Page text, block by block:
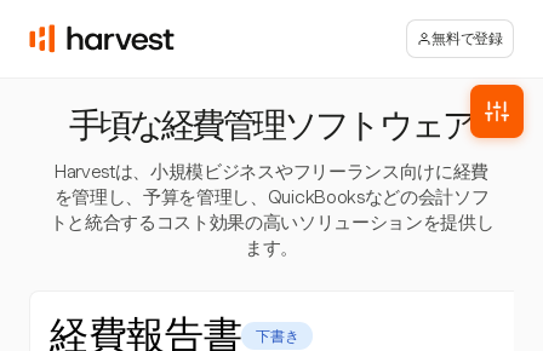
無料で登録
手頃な経費管理ソフトウェア
Harvestは、小規模ビジネスやフリーランス向けに経費
を管理し、予算を管理し、QuickBooksなどの会計ソフ
トと統合するコスト効果の高いソリューションを提供し
ます。
経費報告書 下書き